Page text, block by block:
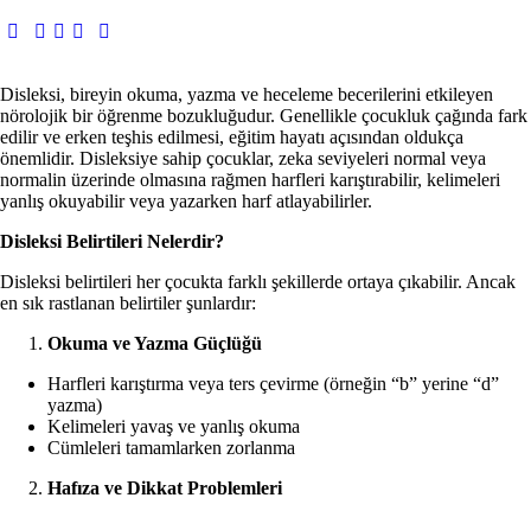
Disleksi, bireyin okuma, yazma ve heceleme becerilerini etkileyen
nörolojik bir öğrenme bozukluğudur. Genellikle çocukluk çağında fark
edilir ve erken teşhis edilmesi, eğitim hayatı açısından oldukça
önemlidir. Disleksiye sahip çocuklar, zeka seviyeleri normal veya
normalin üzerinde olmasına rağmen harfleri karıştırabilir, kelimeleri
yanlış okuyabilir veya yazarken harf atlayabilirler.
Disleksi Belirtileri Nelerdir?
Disleksi belirtileri her çocukta farklı şekillerde ortaya çıkabilir. Ancak
en sık rastlanan belirtiler şunlardır:
Okuma ve Yazma Güçlüğü
Harfleri karıştırma veya ters çevirme (örneğin “b” yerine “d”
yazma)
Kelimeleri yavaş ve yanlış okuma
Cümleleri tamamlarken zorlanma
Hafıza ve Dikkat Problemleri